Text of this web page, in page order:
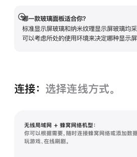
哪一款玻璃面板适合你？
标准显示屏玻璃和纳米纹理显示屏玻璃均
可以考虑所处的使用环境来决定哪种显示屏
展
开
连接： 选择连线方式。
无线局域网 + 蜂窝网络机型：
你可以根据需要，随时连接蜂窝网络或添加数
玩游戏、在线刷剧。